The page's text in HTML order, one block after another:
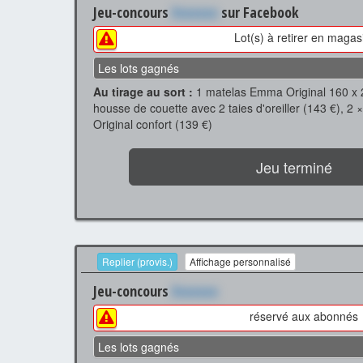
Jeu-concours Xxxxxxx sur Facebook
Lot(s) à retirer en
Les lots gagnés
Au tirage au sort : 1 matelas Emma Original 160
housse de couette avec 2 taies d'oreiller (143 €), 2
Original confort (139 €)
Jeu terminé
Replier (provis.) Affichage personnalisé
Jeu-concours Xxxxxxx
réservé aux abonnés
Les lots gagnés